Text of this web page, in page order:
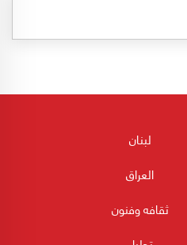
لبنان
العراق
ثقافه وفنون